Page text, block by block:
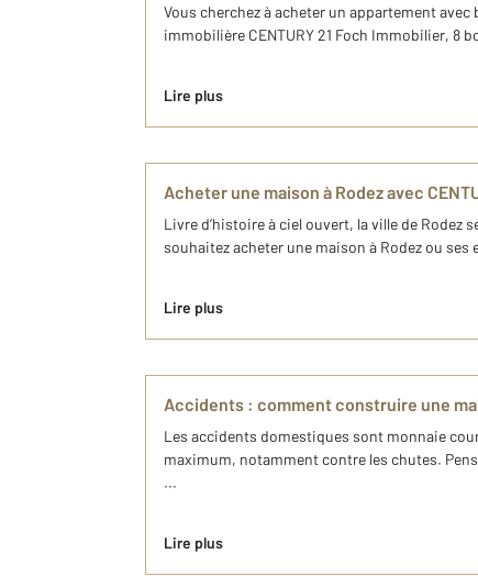
Vous cherchez à acheter un appartement
immobilière CENTURY 21 Foch Immobilier, 8
Lire plus
Acheter une maison à Rodez avec
Livre d’histoire à ciel ouvert, la ville de Rodez
souhaitez acheter une maison à Rodez ou ses
Lire plus
Accidents : comment construire une
Les accidents domestiques sont monnaie
maximum, notamment contre les chutes.
...
Lire plus